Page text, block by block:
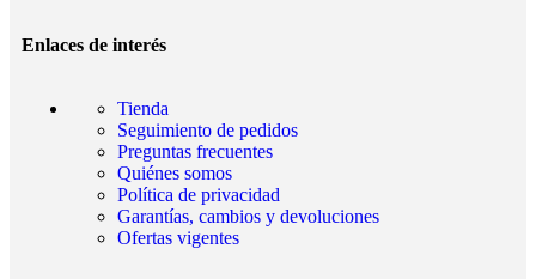
Enlaces de interés
Tienda
Seguimiento de pedidos
Preguntas frecuentes
Quiénes somos
Política de privacidad
Garantías, cambios y devoluciones
Ofertas vigentes